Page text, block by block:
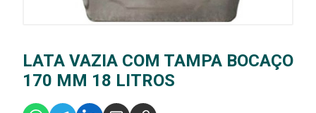
LATA VAZIA COM TAMPA BOCAÇO
170 MM 18 LITROS